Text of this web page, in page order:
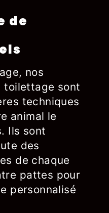
de
nos
toilettage sont
techniques
animal le
Ils sont
des
de chaque
pattes pour
personnalisé